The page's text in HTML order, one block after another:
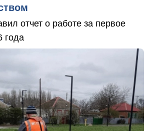
отчет о работе за первое
года